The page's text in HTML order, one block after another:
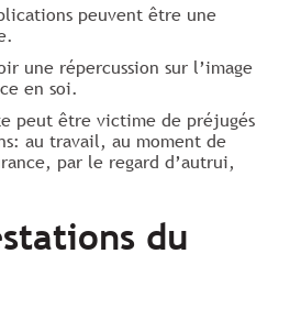
peuvent être une
une répercussion sur l’image
en soi.
peut être victime de préjugés
au travail, au moment de
par le regard d’autrui,
du